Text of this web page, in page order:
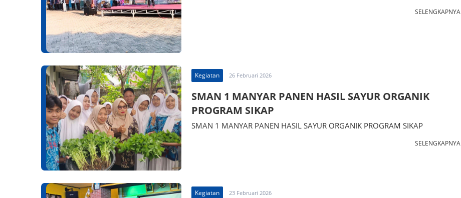
SELENGKAPNYA
Kegiatan 26 Februari 2026
SMAN 1 MANYAR PANEN HASIL SAYUR ORGANIK
PROGRAM SIKAP
SMAN 1 MANYAR PANEN HASIL SAYUR ORGANIK PROGRAM SIKAP
SELENGKAPNYA
Kegiatan 23 Februari 2026